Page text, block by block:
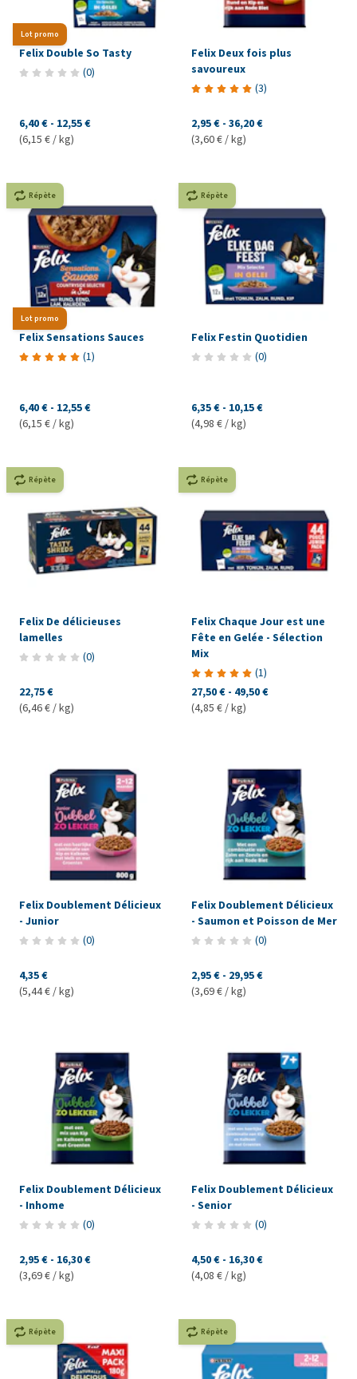
Lot promo
Felix Double So Tasty
(0)
6,40 € - 12,55 €
(6,15 € / kg)
Felix Deux fois plus
savoureux
(3)
2,95 € - 36,20 €
(3,60 € / kg)
Lot promo
Répète
Felix Sensations Sauces
(1)
6,40 € - 12,55 €
(6,15 € / kg)
Répète
Felix Festin Quotidien
(0)
6,35 € - 10,15 €
(4,98 € / kg)
Répète
Felix De délicieuses
lamelles
(0)
22,75 €
(6,46 € / kg)
Répète
Felix Chaque Jour est une
Fête en Gelée - Sélection
Mix
(1)
27,50 € - 49,50 €
(4,85 € / kg)
Felix Doublement Délicieux
- Junior
(0)
4,35 €
(5,44 € / kg)
Felix Doublement Délicieux
- Saumon et Poisson de Mer
(0)
2,95 € - 29,95 €
(3,69 € / kg)
Felix Doublement Délicieux
- Inhome
(0)
2,95 € - 16,30 €
(3,69 € / kg)
Felix Doublement Délicieux
- Senior
(0)
4,50 € - 16,30 €
(4,08 € / kg)
Répète Répète